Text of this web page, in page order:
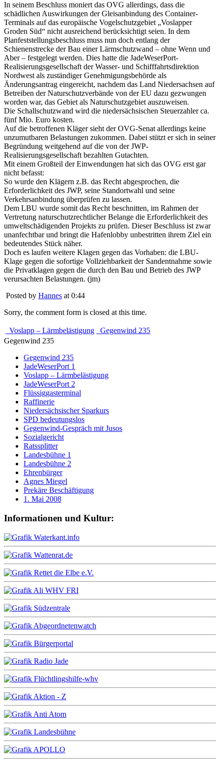
In seinem Beschluss moniert das OVG allerdings, dass die
schädlichen Auswirkungen der Gleisanbindung des Container-
Terminals auf das europäische Vogelschutzgebiet „Voslapper
Groden Süd“ nicht ausreichend berücksichtigt seien. In dem
Planfeststellungsbeschluss muss nun doch entlang der
Schienenstrecke der Bau einer Lärmschutzwand – ohne Wenn und
Aber – festgelegt werden. Dies hatte die JadeWeserPort-
Realisierungsgesellschaft der Wasser- und Schifffahrtsdirektion
Nordwest als zuständiger Genehmigungsbehörde als
Änderungsantrag eingereicht, nachdem das Land Niedersachsen auf
Betreiben der Naturschutzverbände von der EU dazu gezwungen
worden war, das Gebiet als Naturschutzgebiet auszuweisen.
Die Schallschutzwand wird die niedersächsischen Steuerzahler ca.
fünf Mio. Euro kosten.
Auf die betroffenen Kläger sieht der OVG-Senat allerdings keine
unzumutbaren Belastungen zukommen. Dabei stützt er sich in seiner
Begründung weitgehend auf die von der JWP-
Realisierungsgesellschaft bezahlten Gutachten.
Mit einem Großteil der Einwendungen hat sich das OVG erst gar
nicht befasst:
So wurde den Klägern z.B. das Recht abgesprochen, die
Erforderlichkeit des JWP, seine Standortwahl und seine
Verkehrsanbindung überprüfen zu lassen.
Dem LBU wurde somit das Recht beschnitten, im Rahmen der
Vertretung naturschutzrechtlicher Belange die Erforderlichkeit des
umweltschädigenden Projekts zu prüfen. Dieser Beschluss ist zwar
unanfechtbar und bringt die Hafenlobby unbestritten ihrem Ziel ein
bedeutendes Stück näher.
Doch es laufen weitere Klagen gegen das Vorhaben: die LBU-
Klage gegen die sofortige Vollziehbarkeit der Sandentnahme sowie
die Privatklagen gegen die durch den Bau und Betrieb des JWP
verursachten Belastungen. (jm)
Posted by Hannes at 0:44
Sorry, the comment form is closed at this time.
Voslapp – Lärmbelästigung
Gegenwind 235
Gegenwind 235
Gegenwind 235
JadeWeserPort 1
Voslapp – Lärmbelästigung
JadeWeserPort 2
Flüssiggasterminal
Raffinerie
Niedersächsischer Sparkurs
SPD bedeutungslos
Gegenwind-Gespräch mit Jusos
Sozialgericht
Ratssplitter
Landesbühne 1
Landesbühne 2
Ehrenbürger
Agnes Miegel
Prekäre Beschäftigung
1. Mai 2008
Informationen und Kultur: